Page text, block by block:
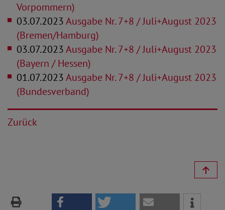
Vorpommern)
03.07.2023Ausgabe Nr. 7+8 / Juli+August 2023
(Bremen/Hamburg)
03.07.2023Ausgabe Nr. 7+8 / Juli+August 2023
(Bayern / Hessen)
01.07.2023Ausgabe Nr. 7+8 / Juli+August 2023
(Bundesverband)
Zurück